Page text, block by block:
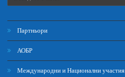
Партньори
АОБР
Международни и Национални участия